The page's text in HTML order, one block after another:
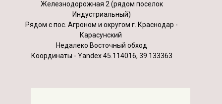
Железнодорожная 2 (рядом поселок
Индустриальный)
Рядом с пос. Агроном и округом г. Краснодар -
Карасунский
Недалеко Восточный обход
Координаты - Yandex 45.114016, 39.133363